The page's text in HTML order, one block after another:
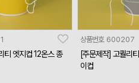
티 엣지컵 12온스 종
상품번호 600207
[주문제작] 고퀄리
이컵